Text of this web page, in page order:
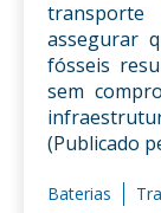
assegurar
fósseis
sem
(Publicado
Baterias